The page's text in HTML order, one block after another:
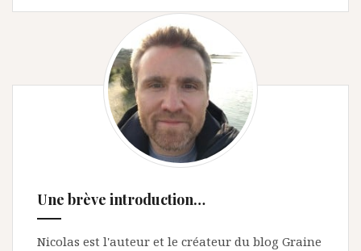
Une brève introduction…
Nicolas est l'auteur et le créateur du blog Graine